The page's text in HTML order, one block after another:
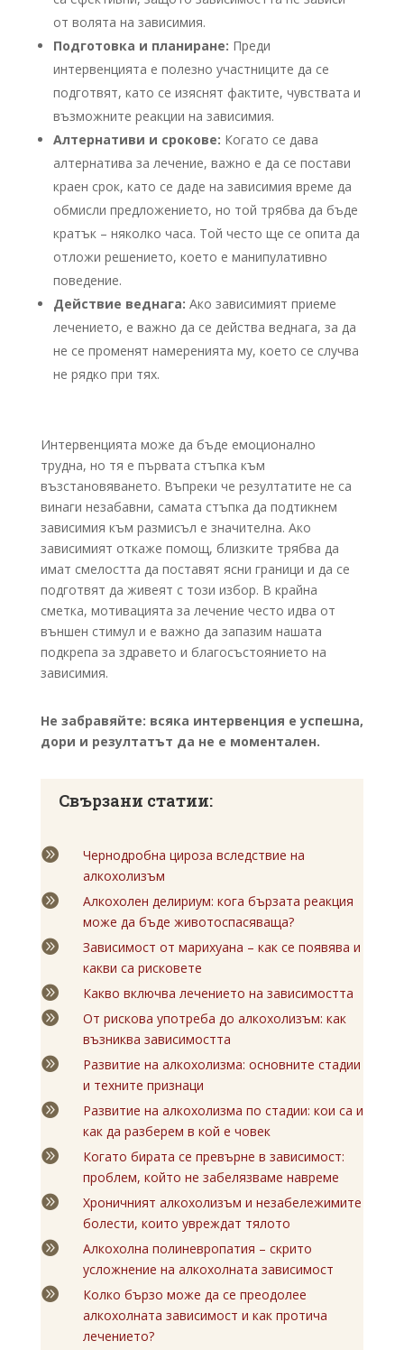
от волята на зависимия.
Подготовка и планиране: Преди
интервенцията е полезно участниците да се
подготвят, като се изяснят фактите, чувствата и
възможните реакции на зависимия.
Алтернативи и срокове: Когато се дава
алтернатива за лечение, важно е да се постави
краен срок, като се даде на зависимия време да
обмисли предложението, но той трябва да бъде
кратък – няколко часа. Той често ще се опита да
отложи решението, което е манипулативно
поведение.
Действие веднага: Ако зависимият приеме
лечението, е важно да се действа веднага, за да
не се променят намеренията му, което се случва
не рядко при тях.
Интервенцията може да бъде емоционално
трудна, но тя е първата стъпка към
възстановяването. Въпреки че резултатите не са
винаги незабавни, самата стъпка да подтикнем
зависимия към размисъл е значителна. Ако
зависимият откаже помощ, близките трябва да
имат смелостта да поставят ясни граници и да се
подготвят да живеят с този избор. В крайна
сметка, мотивацията за лечение често идва от
външен стимул и е важно да запазим нашата
подкрепа за здравето и благосъстоянието на
зависимия.
Не забравяйте: всяка интервенция е успешна,
дори и резултатът да не е моментален.
Свързани статии:

Чернодробна цироза вследствие на
алкохолизъм

Алкохолен делириум: кога бързата реакция
може да бъде животоспасяваща?

Зависимост от марихуана – как се появява и
какви са рисковете
 Какво включва лечението на зависимостта

От рискова употреба до алкохолизъм: как
възниква зависимостта

Развитие на алкохолизма: основните стадии
и техните признаци

Развитие на алкохолизма по стадии: кои са и
как да разберем в кой е човек

Когато бирата се превърне в зависимост:
проблем, който не забелязваме навреме

Хроничният алкохолизъм и незабележимите
болести, които увреждат тялото

Алкохолна полиневропатия – скрито
усложнение на алкохолната зависимост

Колко бързо може да се преодолее
алкохолната зависимост и как протича
лечението?